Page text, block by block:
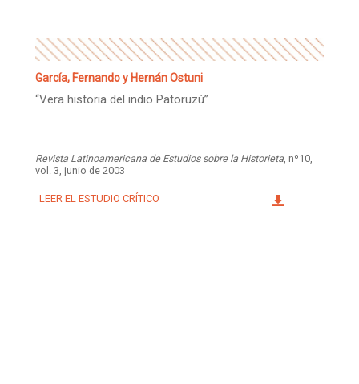
García, Fernando y Hernán Ostuni
“Vera historia del indio Patoruzú”
Revista Latinoamericana de Estudios sobre la Historieta, nº10,
vol. 3, junio de 2003
LEER EL ESTUDIO CRÍTICO